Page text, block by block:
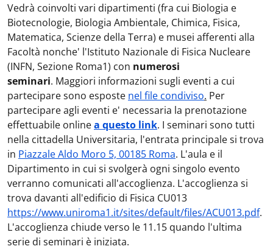
Vedrà coinvolti vari dipartimenti (fra cui Biologia e
Biotecnologie, Biologia Ambientale, Chimica, Fisica,
Matematica, Scienze della Terra) e musei afferenti alla
Facoltà nonche' l'Istituto Nazionale di Fisica Nucleare
(INFN, Sezione Roma1) con numerosi
seminari. Maggiori informazioni sugli eventi a cui
partecipare sono esposte nel file condiviso. Per
partecipare agli eventi e' necessaria la prenotazione
effettuabile onlinea questo link. I seminari sono tutti
nella cittadella Universitaria, l'entrata principale si trova
in Piazzale Aldo Moro 5, 00185 Roma. L'aula e il
Dipartimento in cui si svolgerà ogni singolo evento
verranno comunicati all'accoglienza. L'accoglienza si
trova davanti all'edificio di Fisica CU013
https://www.uniroma1.it/sites/default/files/ACU013.pdf.
L'accoglienza chiude verso le 11.15 quando l'ultima
serie di seminari è iniziata.